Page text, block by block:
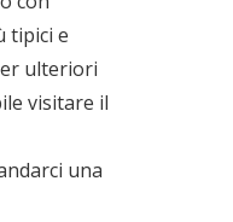
tipici e
ulteriori
visitare il
una